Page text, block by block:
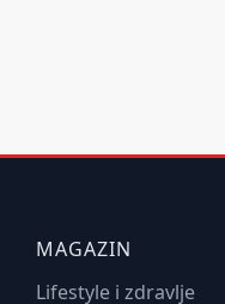
MAGAZIN
Lifestyle i zdravlje